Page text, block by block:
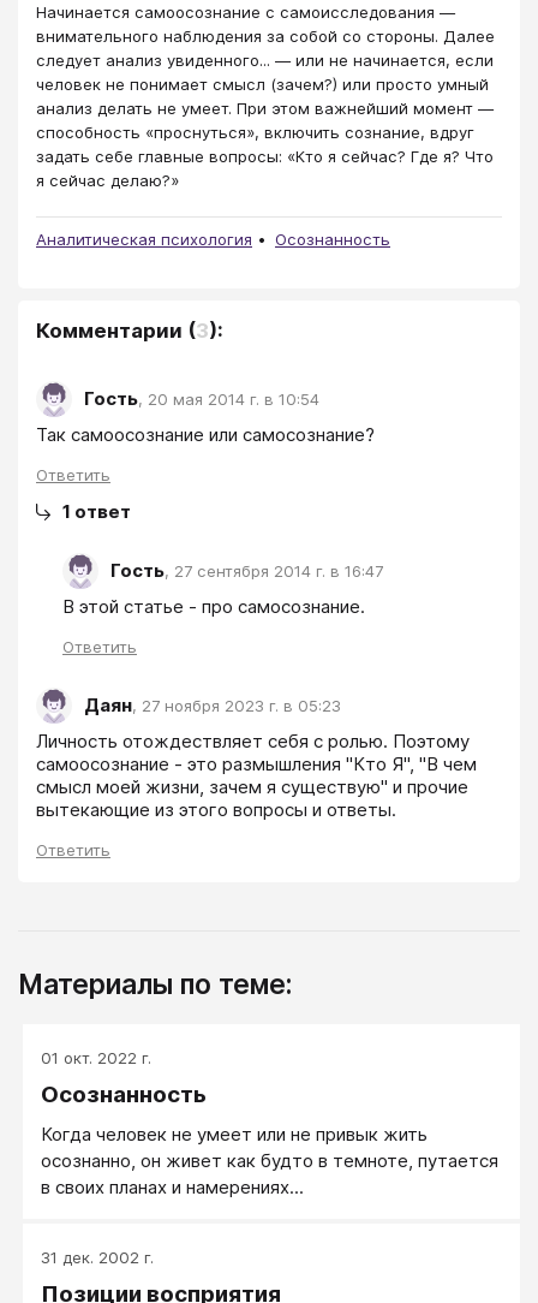
Начинается самоосознание с самоисследования —
внимательного наблюдения за собой со стороны. Далее
следует анализ увиденного... — или не начинается, если
человек не понимает смысл (зачем?) или просто умный
анализ делать не умеет. При этом важнейший момент —
способность «проснуться», включить сознание, вдруг
задать себе главные вопросы: «Кто я сейчас? Где я? Что
я сейчас делаю?»
Аналитическая психология Осознанность
Комментарии (3):
Гость, 20 мая 2014 г. в 10:54
Так самоосознание или самосознание?
Ответить
1 ответ
Гость, 27 сентября 2014 г. в 16:47
В этой статье - про самосознание.
Ответить
Даян, 27 ноября 2023 г. в 05:23
Личность отождествляет себя с ролью. Поэтому
самоосознание - это размышления "Кто Я", "В чем
смысл моей жизни, зачем я существую" и прочие
вытекающие из этого вопросы и ответы.
Ответить
Материалы по теме:
01 окт. 2022 г.
Осознанность
Когда человек не умеет или не привык жить
осознанно, он живет как будто в темноте, путается
в своих планах и намерениях...
31 дек. 2002 г.
Позиции восприятия